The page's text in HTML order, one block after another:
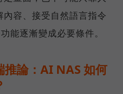
容、接受自然語言指令
能逐漸變成必要條件。
推論：AI NAS 如何